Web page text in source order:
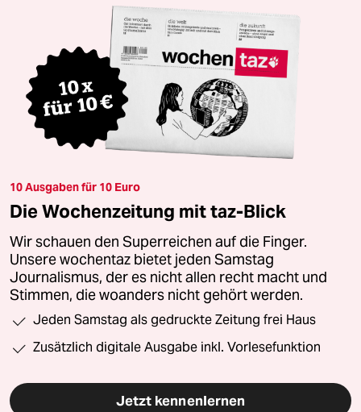
10 Ausgaben für 10 Euro
Die Wochenzeitung mit taz-Blick
Wir schauen den Superreichen auf die Finger.
Unsere wochentaz bietet jeden Samstag
Journalismus, der es nicht allen recht macht und
Stimmen, die woanders nicht gehört werden.
Jeden Samstag als gedruckte Zeitung frei Haus
Zusätzlich digitale Ausgabe inkl. Vorlesefunktion
Jetzt kennenlernen